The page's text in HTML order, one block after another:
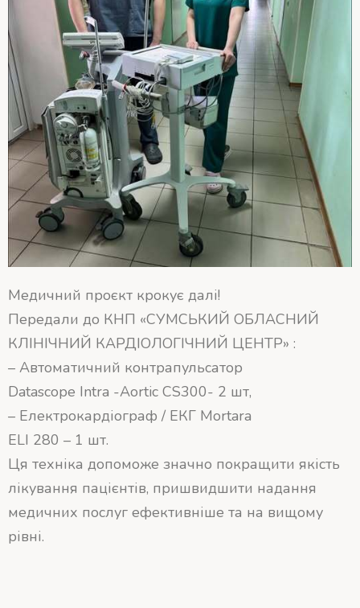
Медичний проєкт крокує далі!
Передали до КНП «СУМСЬКИЙ ОБЛАСНИЙ
КЛІНІЧНИЙ КАРДІОЛОГІЧНИЙ ЦЕНТР» :
– Автоматичний контрапульсатор
Datascope Intra -Aortic CS300- 2 шт,
– Електрокардіограф / ЕКГ Mortara
ELI 280 – 1 шт.
Ця техніка допоможе значно покращити якість
лікування пацієнтів, пришвидшити надання
медичних послуг ефективніше та на вищому
рівні.